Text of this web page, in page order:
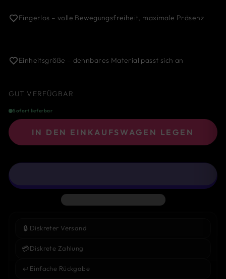
Fingerlos – volle Bewegungsfreiheit, maximale Präsenz
Einheitsgröße – dehnbares Material passt sich an
GUT VERFÜGBAR
Sofort lieferbar
IN DEN EINKAUFSWAGEN LEGEN
🔒 Diskreter Versand
💳Diskrete Zahlung
↩️ Einfache Rückgabe